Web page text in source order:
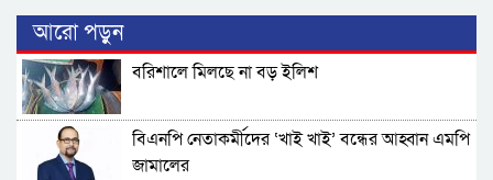
আরো পড়ুন
বরিশালে মিলছে না বড় ইলিশ
বিএনপি নেতাকর্মীদের ‘খাই খাই’ বন্ধের আহ্বান এমপি
জামালের